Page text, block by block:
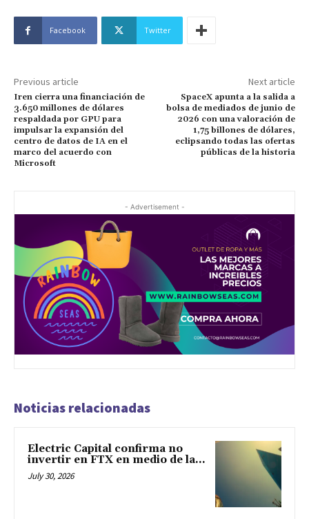
Facebook Twitter
Previous article
Iren cierra una financiación de
3.650 millones de dólares
respaldada por GPU para
impulsar la expansión del
centro de datos de IA en el
marco del acuerdo con
Microsoft
Next article
SpaceX apunta a la salida a
bolsa de mediados de junio de
2026 con una valoración de
1,75 billones de dólares,
eclipsando todas las ofertas
públicas de la historia
- Advertisement -
Noticias relacionadas
Electric Capital confirma no
invertir en FTX en medio de la...
July 30, 2026